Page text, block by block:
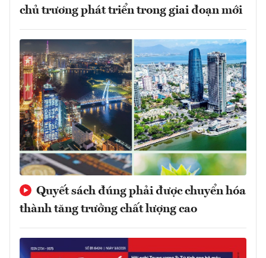
chủ trương phát triển trong giai đoạn mới
Quyết sách đúng phải được chuyển hóa
thành tăng trưởng chất lượng cao